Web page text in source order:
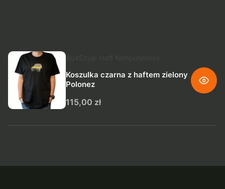
Producent AgaSzyje Haft Komputerowy
Koszulka czarna z haftem zielony
Polonez
Cena
115,00 zł